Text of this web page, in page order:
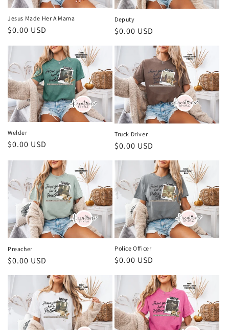
n
:
Jesus Made Her A Mama
Precio
$0.00 USD
Deputy
Precio
$0.00 USD
Welder
Precio
$0.00 USD
Truck Driver
Precio
$0.00 USD
Preacher
Precio
$0.00 USD
Police Officer
Precio
$0.00 USD